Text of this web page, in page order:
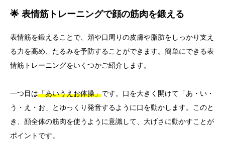
🌟 表情筋トレーニングで顔の筋肉を鍛える
表情筋を鍛えることで、頬や口周りの皮膚や脂肪をしっかり支え
る力を高め、たるみを予防することができます。簡単にできる表
情筋トレーニングをいくつかご紹介します。
一つ目は「あいうえお体操」です。口を大きく開けて「あ・い・
う・え・お」とゆっくり発音するように口を動かします。このと
き、顔全体の筋肉を使うように意識して、大げさに動かすことが
ポイントです。